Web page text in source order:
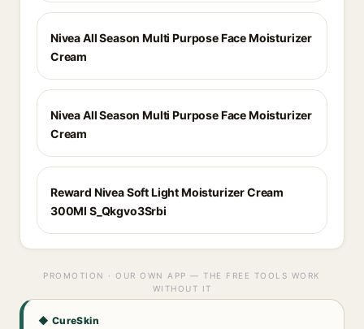
Nivea All Season Multi Purpose Face Moisturizer
Cream
Nivea All Season Multi Purpose Face Moisturizer
Cream
Reward Nivea Soft Light Moisturizer Cream
300Ml S_Qkgvo3Srbi
PROMOTION · OUR OWN APP — THE FREE TOOLS WORK
WITHOUT IT
◆ CureSkin